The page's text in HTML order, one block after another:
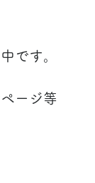
です。
ージ等